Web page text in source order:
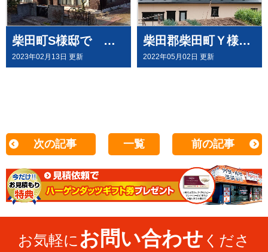
柴田町S様邸で 屋根塗装工事させて頂きました
2023年02月13日 更新
柴田郡柴田町Ｙ様邸で 屋根重ね貼 外壁塗装工事させて頂きした
2022年05月02日 更新
次の記事 一覧 前の記事
お気軽に お問い合わせ くださ